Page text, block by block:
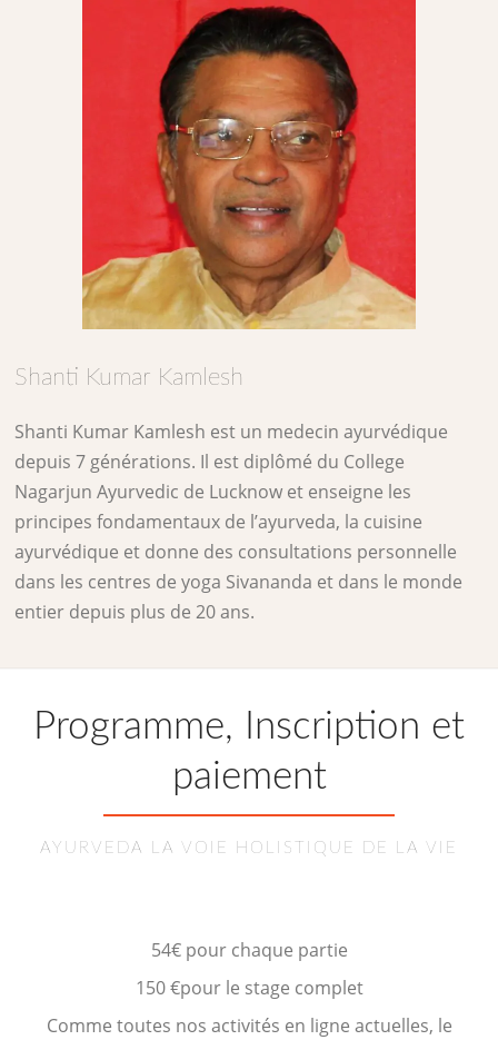
Shanti Kumar Kamlesh
Shanti Kumar Kamlesh est un medecin ayurvédique
depuis 7 générations. Il est diplômé du College
Nagarjun Ayurvedic de Lucknow et enseigne les
principes fondamentaux de l’ayurveda, la cuisine
ayurvédique et donne des consultations personnelle
dans les centres de yoga Sivananda et dans le monde
entier depuis plus de 20 ans.
Programme, Inscription et
paiement
AYURVEDA LA VOIE HOLISTIQUE DE LA VIE
54€ pour chaque partie
150 €pour le stage complet
Comme toutes nos activités en ligne actuelles, le